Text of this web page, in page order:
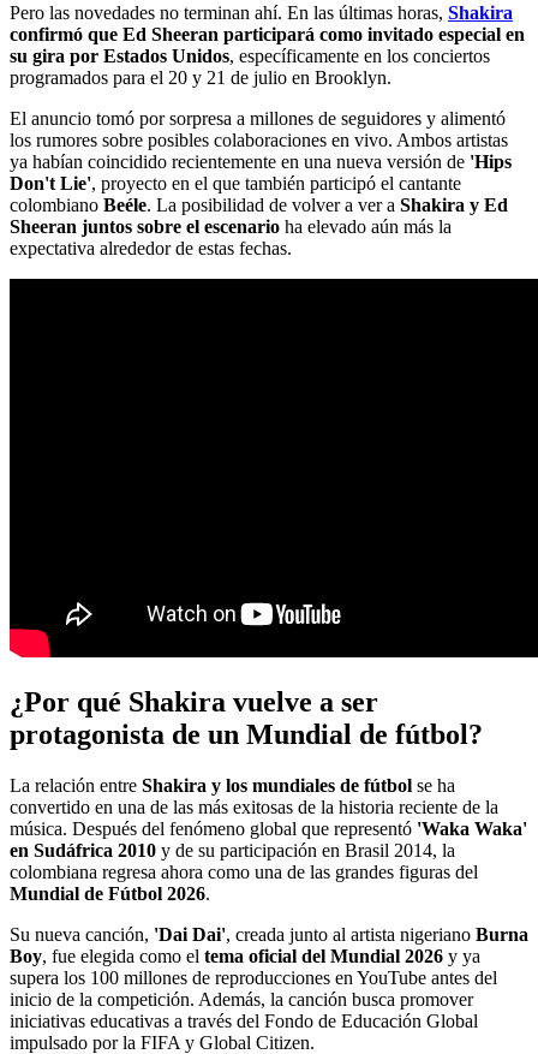
Pero las novedades no terminan ahí. En las últimas horas, Shakira
confirmó que Ed Sheeran participará como invitado especial en
su gira por Estados Unidos, específicamente en los conciertos
programados para el 20 y 21 de julio en Brooklyn.
El anuncio tomó por sorpresa a millones de seguidores y alimentó
los rumores sobre posibles colaboraciones en vivo. Ambos artistas
ya habían coincidido recientemente en una nueva versión de 'Hips
Don't Lie', proyecto en el que también participó el cantante
colombiano Beéle. La posibilidad de volver a ver a Shakira y Ed
Sheeran juntos sobre el escenario ha elevado aún más la
expectativa alrededor de estas fechas.
¿Por qué Shakira vuelve a ser
protagonista de un Mundial de fútbol?
La relación entre Shakira y los mundiales de fútbol se ha
convertido en una de las más exitosas de la historia reciente de la
música. Después del fenómeno global que representó 'Waka Waka'
en Sudáfrica 2010 y de su participación en Brasil 2014, la
colombiana regresa ahora como una de las grandes figuras del
Mundial de Fútbol 2026.
Su nueva canción, 'Dai Dai', creada junto al artista nigeriano Burna
Boy, fue elegida como el tema oficial del Mundial 2026 y ya
supera los 100 millones de reproducciones en YouTube antes del
inicio de la competición. Además, la canción busca promover
iniciativas educativas a través del Fondo de Educación Global
impulsado por la FIFA y Global Citizen.